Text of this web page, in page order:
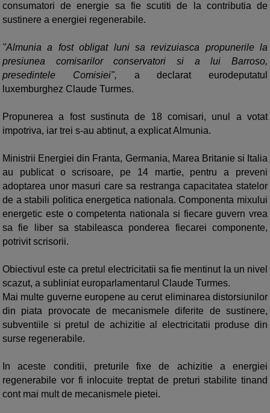
consumatori de energie sa fie scutiti de la contributia de
sustinere a energiei regenerabile.
"Almunia a fost obligat luni sa revizuiasca propunerile la
presiunea comisarilor conservatori si a lui Barroso,
presedintele Comisiei", a declarat eurodeputatul
luxemburghez Claude Turmes.
Propunerea a fost sustinuta de 18 comisari, unul a votat
impotriva, iar trei s-au abtinut, a explicat Almunia.
Ministrii Energiei din Franta, Germania, Marea Britanie si Italia
au publicat o scrisoare, pe 14 martie, pentru a preveni
adoptarea unor masuri care sa restranga capacitatea statelor
de a stabili politica energetica nationala. Componenta mixului
energetic este o competenta nationala si fiecare guvern vrea
sa fie liber sa stabileasca ponderea fiecarei componente,
potrivit scrisorii.
Obiectivul este ca pretul electricitatii sa fie mentinut la un nivel
scazut, a subliniat europarlamentarul Claude Turmes.
Mai multe guverne europene au cerut eliminarea distorsiunilor
din piata provocate de mecanismele diferite de sustinere,
subventiile si pretul de achizitie al electricitatii produse din
surse regenerabile.
In aceste conditii, preturile fixe de achizitie a energiei
regenerabile vor fi inlocuite treptat de preturi stabilite tinand
cont mai mult de mecanismele pietei.